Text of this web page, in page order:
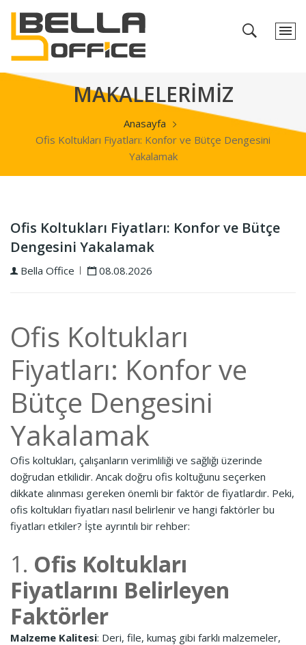
MAKALELERİMİZ
Anasayfa
Ofis Koltukları Fiyatları: Konfor ve Bütçe Dengesini
Yakalamak
Ofis Koltukları Fiyatları: Konfor ve Bütçe
Dengesini Yakalamak
Bella Office 08.08.2026
Ofis Koltukları
Fiyatları: Konfor ve
Bütçe Dengesini
Yakalamak
Ofis koltukları, çalışanların verimliliği ve sağlığı üzerinde
doğrudan etkilidir. Ancak doğru ofis koltuğunu seçerken
dikkate alınması gereken önemli bir faktör de fiyatlardır. Peki,
ofis koltukları fiyatları nasıl belirlenir ve hangi faktörler bu
fiyatları etkiler? İşte ayrıntılı bir rehber:
1. Ofis Koltukları
Fiyatlarını Belirleyen
Faktörler
Malzeme Kalitesi: Deri, file, kumaş gibi farklı malzemeler,